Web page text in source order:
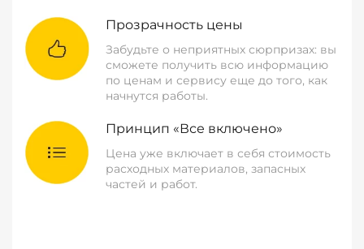
Прозрачность цены
Забудьте о неприятных сюрпризах: вы
сможете получить всю информацию
по ценам и сервису еще до того, как
начнутся работы.
Принцип «Все включено»
Цена уже включает в себя стоимость
расходных материалов, запасных
частей и работ.